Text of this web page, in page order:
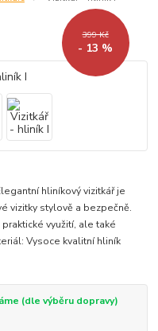
399 Kč
- 13 %
hliníkový vizitkář je
vizitky stylově a bezpečně.
využití, ale také
Vysoce kvalitní hliník
(dle výběru dopravy)